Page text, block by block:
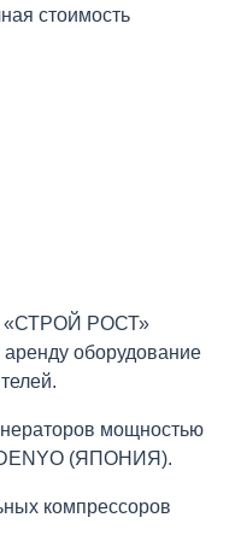
стоимость
«СТРОЙ РОСТ»
оборудование
мощностью
DENYO (ЯПОНИЯ).
компрессоров